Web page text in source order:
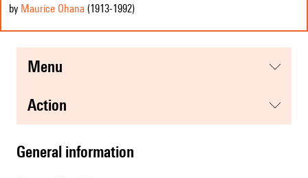
by Maurice Ohana (1913-1992)
menu
action
general information